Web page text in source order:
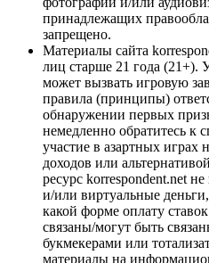
принадлежащих
запрещено.
Материалы сайта
лиц старше 21 года (21+).
может вызвать игровую
правила (принципы)
обнаружении первых
немедленно обратитесь к
участие в азартных играх
доходов или
ресурс korrespondent.net
и/или виртуальные
какой форме оплату
связаны/могут быть
букмекерами или
материалы на